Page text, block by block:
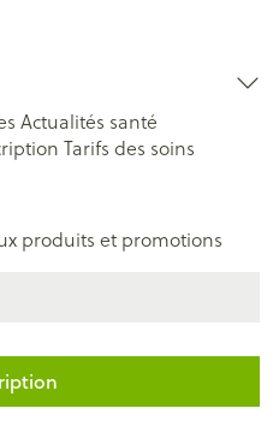
Actualités santé
Tarifs des soins
produits et promotions